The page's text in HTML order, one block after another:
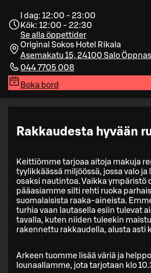
I dag: 12:00 - 23:00
Kök: 12:00 - 22:30
Se alla öppettider
Original Sokos Hotel Rikala
Asemakatu 15, 24100 Salo
044 7705 008
Boka bord
Rakkaudesta hyvään
Keittiömme tarjoaa aitoja makuja
tyylikkäässä miljöössä, jossa valo ja
osaksi nautintoa. Vaikka ympäristö
pääasiamme silti rehti ruoka
suomalaisista raaka-aineista.
turhia vaan lautasella esiin tulevat
tavalla, kuten niiden tuleekin
rakennettu rakkaudella, alusta asti
Arkeen tuomme lisää väriä ja
lounaallamme, jota tarjotaan klo